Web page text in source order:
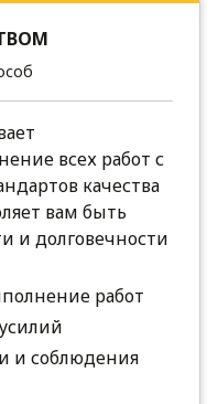
всех работ с
качества
вам быть
и долговечности
работ
и соблюдения